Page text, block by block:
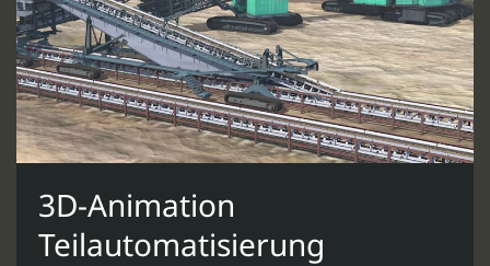
3D-Animation
Teilautomatisierung